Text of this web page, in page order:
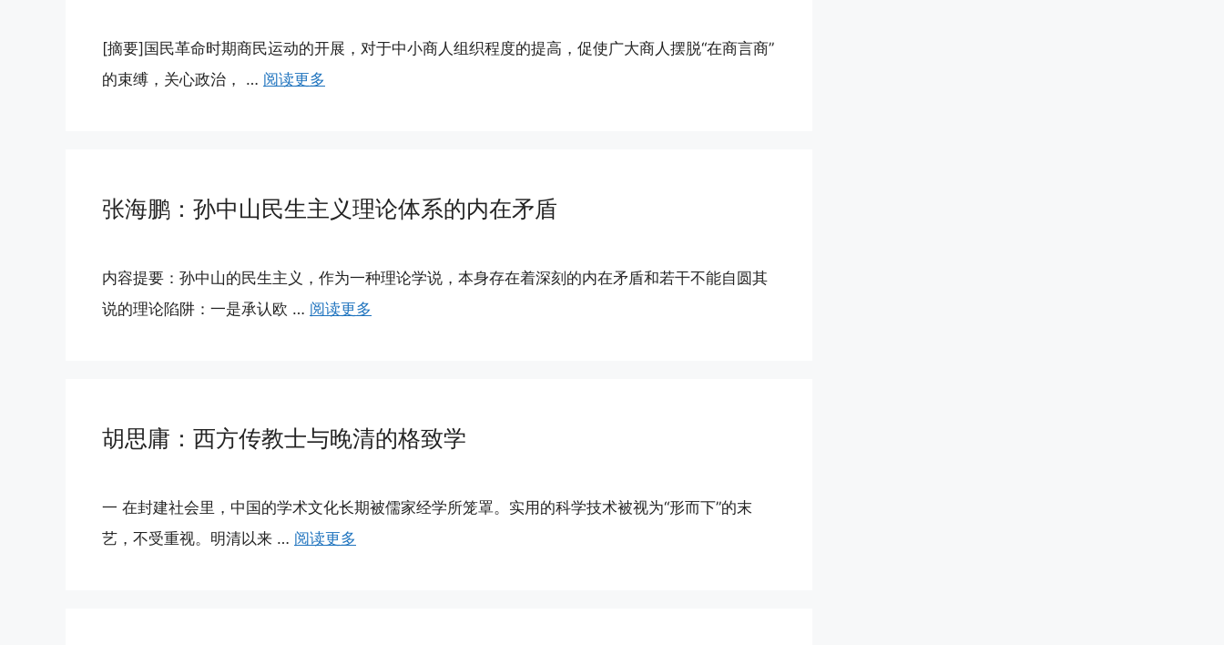
[摘要]国民革命时期商民运动的开展，对于中小商人组织程度的提高，促使广大商人摆脱“在商言商”
的束缚，关心政治， … 阅读更多
张海鹏：孙中山民生主义理论体系的内在矛盾
内容提要：孙中山的民生主义，作为一种理论学说，本身存在着深刻的内在矛盾和若干不能自圆其
说的理论陷阱：一是承认欧 … 阅读更多
胡思庸：西方传教士与晚清的格致学
一 在封建社会里，中国的学术文化长期被儒家经学所笼罩。实用的科学技术被视为“形而下”的末
艺，不受重视。明清以来 … 阅读更多